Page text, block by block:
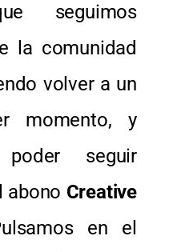
seguimos
la comunidad
volver a un
momento, y
seguir
abono Creative
en el